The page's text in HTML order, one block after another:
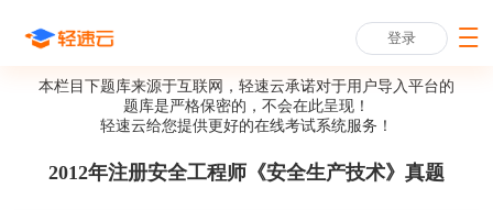
登录
本栏目下题库来源于互联网，轻速云承诺对于用户导入平台的
题库是严格保密的，不会在此呈现！
轻速云给您提供更好的在线考试系统服务！
2012年注册安全工程师《安全生产技术》真题